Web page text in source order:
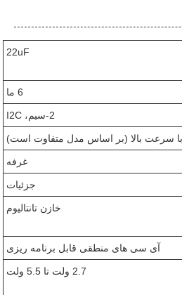
22uF
6 ما
2-سیم، I2C
سرعت بالا (بر اساس مدل متفاوت است)
غرفه
جزئیات
خازن تانتالیوم
آی سی های منطقی قابل برنامه ریزی
2.7 ولت تا 5.5 ولت